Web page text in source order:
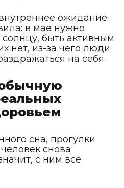
ожидание.
в мае нужно
быть активным.
нет, из-за чего люди
на себя.
сна, прогулки
снова
с ним все